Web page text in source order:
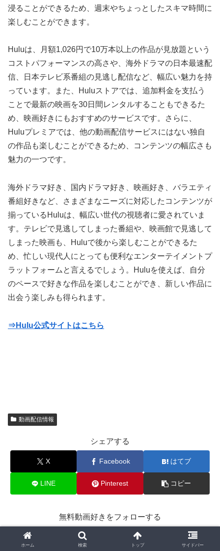
浸ることができるため、週末やちょっとしたスキマ時間に
楽しむことができます。
Huluは、月額1,026円で10万本以上の作品が見放題という
コストパフォーマンスの高さや、海外ドラマの日本最速配
信、日本テレビ系番組の見逃し配信など、幅広い魅力を持
っています。また、Huluストアでは、追加料金を支払う
ことで最新の映画を30日間レンタルすることもできるた
め、映画好きにもおすすめのサービスです。さらに、
Huluプレミアでは、他の動画配信サービスにはない独自
の作品も楽しむことができるため、コンテンツの幅広さも
魅力の一つです。
海外ドラマ好き、国内ドラマ好き、映画好き、バラエティ
番組好きなど、さまざまなニーズに対応したコンテンツが
揃っているHuluは、幅広い世代の視聴者に愛されていま
す。テレビで見逃してしまった番組や、映画館で見逃して
しまった映画も、Huluで後から楽しむことができるた
め、忙しい現代人にとっても便利なエンターテイメントプ
ラットフォームと言えるでしょう。Huluを使えば、自分
のペースで好きな作品を楽しむことができ、新しい作品に
出会う楽しみも得られます。
⇒Hulu公式サイトはこちら
動画配信情報
シェアする
X Facebook はてブ
LINE Pinterest コピー
無料動画好きをフォローする
ホーム 検索 トップ サイドバー